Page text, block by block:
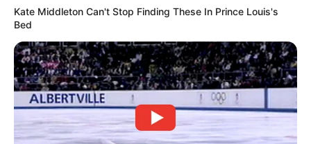
Kate Middleton Can't Stop Finding These In Prince Louis's
Bed